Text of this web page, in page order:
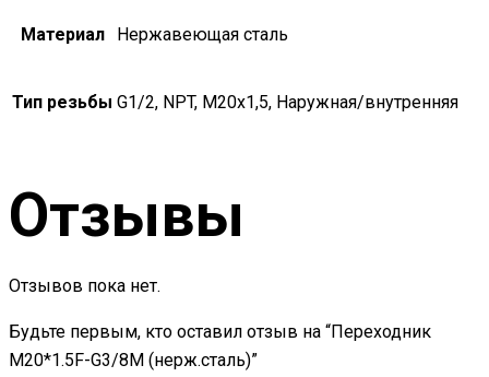
Материал Нержавеющая сталь
Тип резьбы G1/2, NPT, М20х1,5, Наружная/внутренняя
Отзывы
Отзывов пока нет.
Будьте первым, кто оставил отзыв на “Переходник
M20*1.5F-G3/8M (нерж.сталь)”